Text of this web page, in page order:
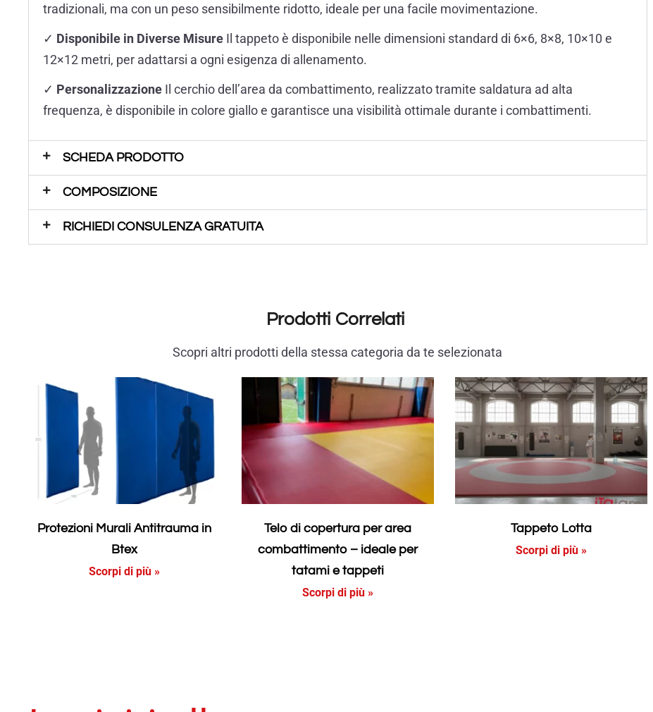
tradizionali, ma con un peso sensibilmente ridotto, ideale per una facile movimentazione.
✓ Disponibile in Diverse Misure Il tappeto è disponibile nelle dimensioni standard di 6×6, 8×8, 10×10 e
12×12 metri, per adattarsi a ogni esigenza di allenamento.
✓ Personalizzazione Il cerchio dell’area da combattimento, realizzato tramite saldatura ad alta
frequenza, è disponibile in colore giallo e garantisce una visibilità ottimale durante i combattimenti.
SCHEDA PRODOTTO
COMPOSIZIONE
RICHIEDI CONSULENZA GRATUITA
Prodotti Correlati
Scopri altri prodotti della stessa categoria da te selezionata
Protezioni Murali Antitrauma in
Btex
Scorpi di più »
Telo di copertura per area
combattimento – ideale per
tatami e tappeti
Scorpi di più »
Tappeto Lotta
Scorpi di più »